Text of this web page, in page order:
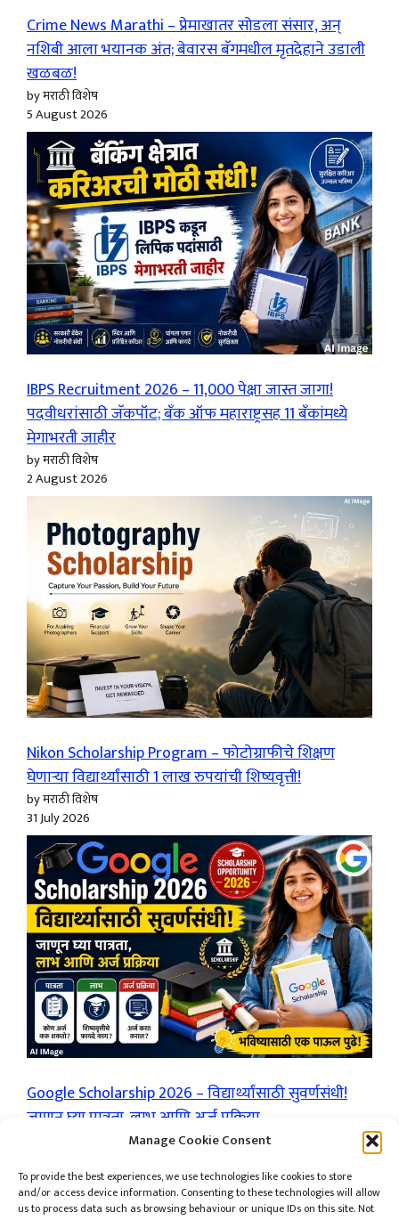
Manage Cookie Consent
To provide the best experiences, we use technologies like cookies to store
and/or access device information. Consenting to these technologies will allow
us to process data such as browsing behaviour or unique IDs on this site. Not
Crime News Marathi – प्रेमाखातर सोडला संसार, अन्
नशिबी आला भयानक अंत; बेवारस बॅगमधील मृतदेहाने उडाली
खळबळ!
by मराठी विशेष
5 August 2026
IBPS Recruitment 2026 – 11,000 पेक्षा जास्त जागा!
पदवीधरांसाठी जॅकपॉट; बँक ऑफ महाराष्ट्रसह 11 बँकांमध्ये
मेगाभरती जाहीर
by मराठी विशेष
2 August 2026
Nikon Scholarship Program – फोटोग्राफीचे शिक्षण
घेणाऱ्या विद्यार्थ्यांसाठी 1 लाख रुपयांची शिष्यवृत्ती!
by मराठी विशेष
31 July 2026
Google Scholarship 2026 – विद्यार्थ्यांसाठी सुवर्णसंधी!
जाणून घ्या पात्रता, लाभ आणि अर्ज प्रक्रिया